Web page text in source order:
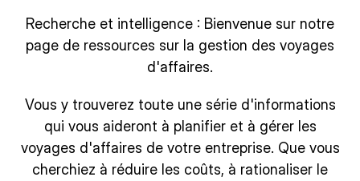
Recherche et intelligence : Bienvenue sur notre
page de ressources sur la gestion des voyages
d'affaires.
Vous y trouverez toute une série d'informations
qui vous aideront à planifier et à gérer les
voyages d'affaires de votre entreprise. Que vous
cherchiez à réduire les coûts, à rationaliser le